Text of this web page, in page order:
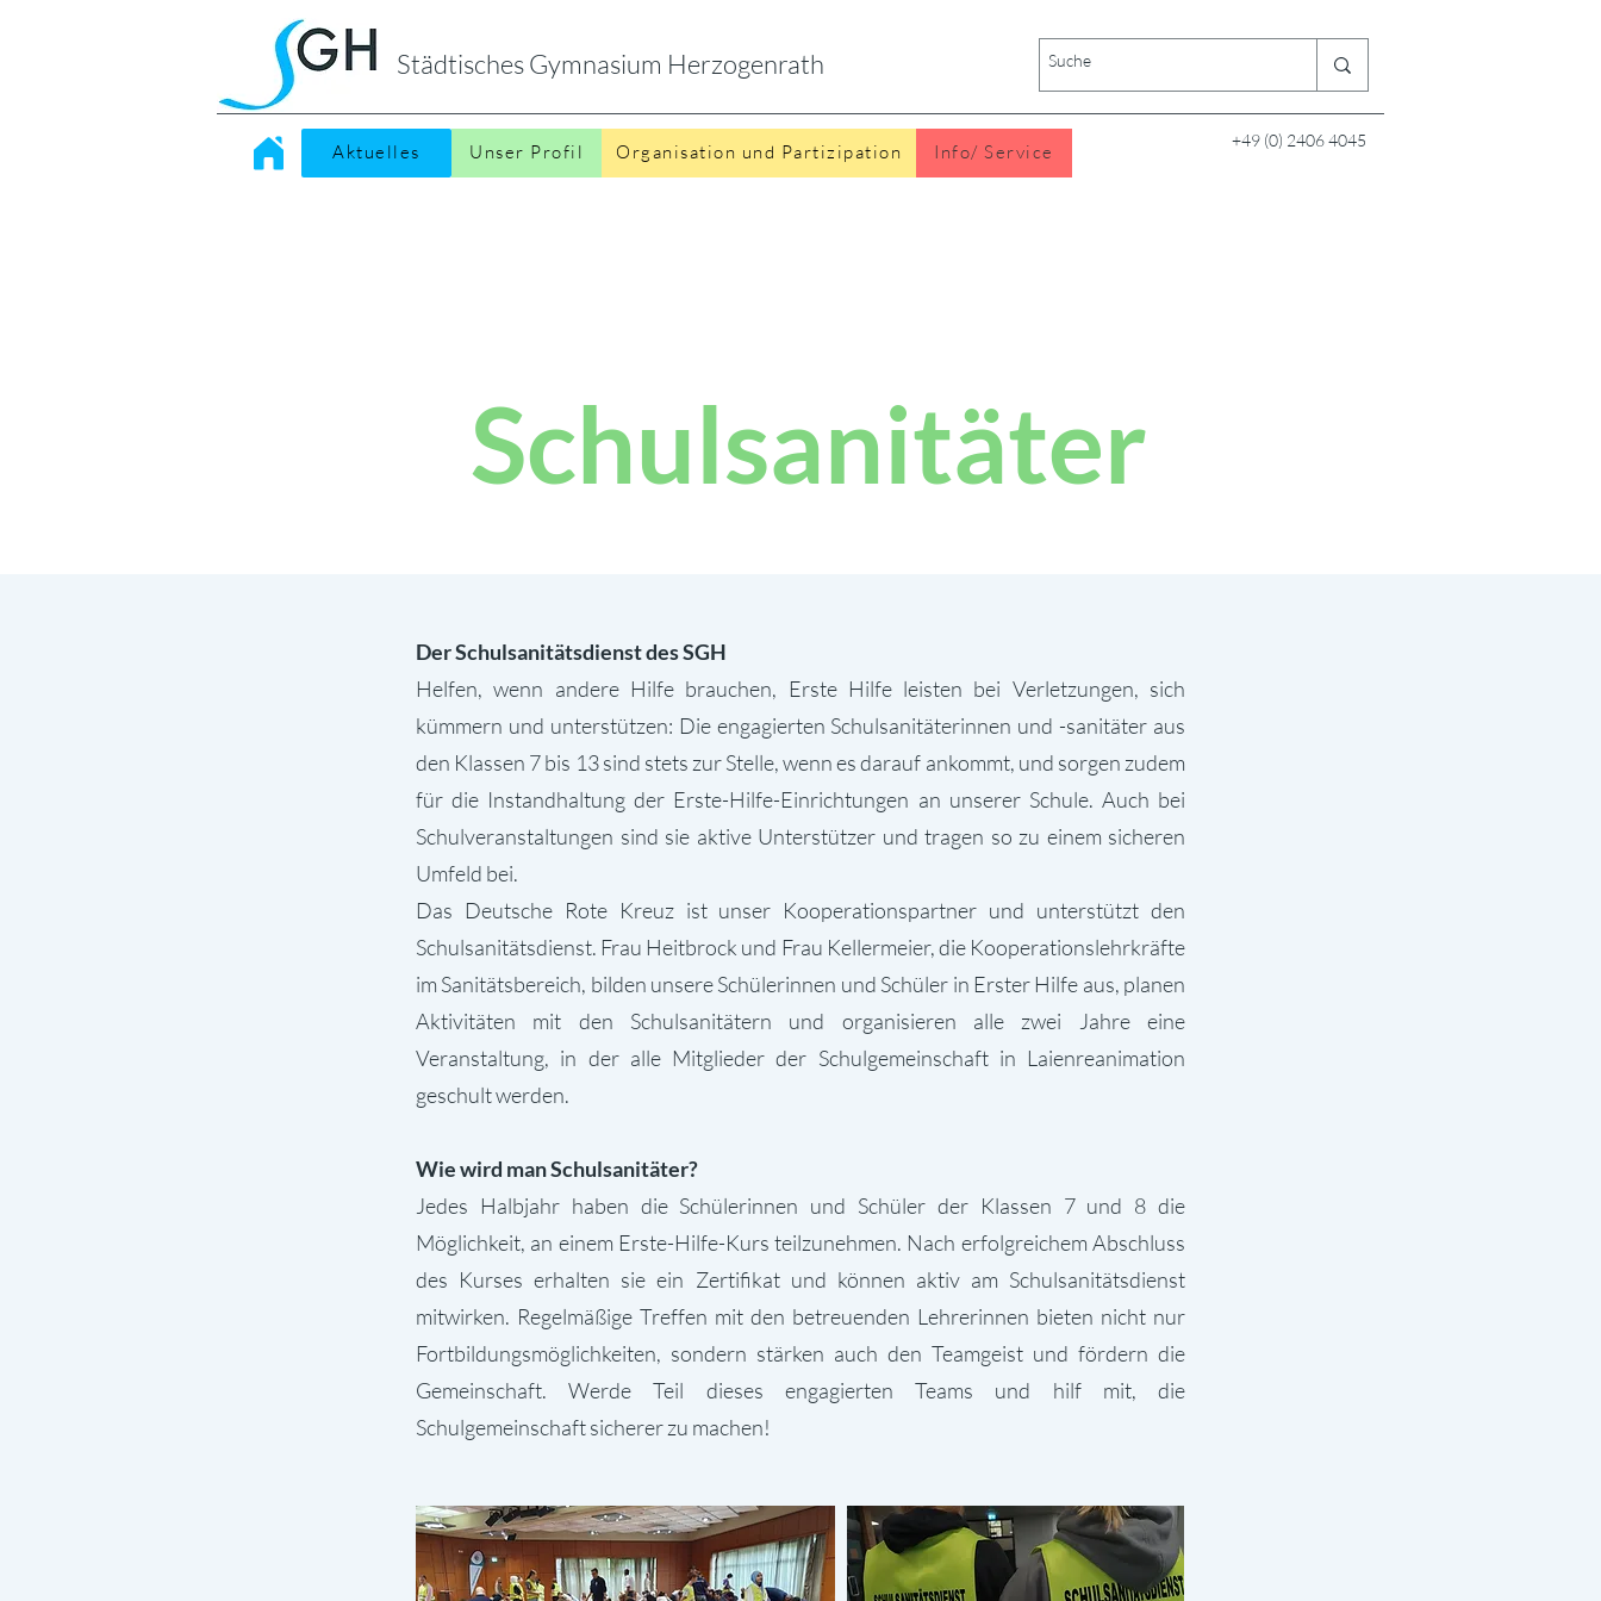
Städtisches Gymnasium Herzogenrath
Aktuelles Unser Profil Organisation und Partizipation Info/ Service
+49 (0) 2406 4045
Schulsanitäter
Der Schulsanitätsdienst des SGH
Helfen, wenn andere Hilfe brauchen, Erste Hilfe leisten bei Verletzungen, sich
kümmern und unterstützen: Die engagierten Schulsanitäterinnen und -sanitäter aus
den Klassen 7 bis 13 sind stets zur Stelle, wenn es darauf ankommt, und sorgen zudem
für die Instandhaltung der Erste-Hilfe-Einrichtungen an unserer Schule. Auch bei
Schulveranstaltungen sind sie aktive Unterstützer und tragen so zu einem sicheren
Umfeld bei.
Das Deutsche Rote Kreuz ist unser Kooperationspartner und unterstützt den
Schulsanitätsdienst. Frau Heitbrock und Frau Kellermeier, die Kooperationslehrkräfte
im Sanitätsbereich, bilden unsere Schülerinnen und Schüler in Erster Hilfe aus, planen
Aktivitäten mit den Schulsanitätern und organisieren alle zwei Jahre eine
Veranstaltung, in der alle Mitglieder der Schulgemeinschaft in Laienreanimation
geschult werden.
Wie wird man Schulsanitäter?
Jedes Halbjahr haben die Schülerinnen und Schüler der Klassen 7 und 8 die
Möglichkeit, an einem Erste-Hilfe-Kurs teilzunehmen. Nach erfolgreichem Abschluss
des Kurses erhalten sie ein Zertifikat und können aktiv am Schulsanitätsdienst
mitwirken. Regelmäßige Treffen mit den betreuenden Lehrerinnen bieten nicht nur
Fortbildungsmöglichkeiten, sondern stärken auch den Teamgeist und fördern die
Gemeinschaft. Werde Teil dieses engagierten Teams und hilf mit, die
Schulgemeinschaft sicherer zu machen!